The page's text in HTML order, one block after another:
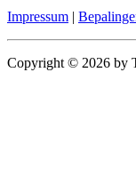
Impressum |
Copyright © 2026 by